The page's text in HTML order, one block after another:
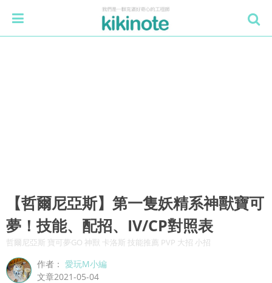
【哲爾尼亞斯】第一隻妖精系神獸寶可
夢！技能、配招、IV/CP對照表
哲爾尼亞斯 寶可夢GO 神獸 卡洛斯 技能推薦 PVP 大招 小招
作者：愛玩M小編
文章2021-05-04